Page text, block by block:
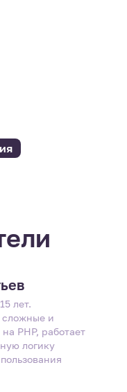
лет.
сложные и
PHP, работает
логику